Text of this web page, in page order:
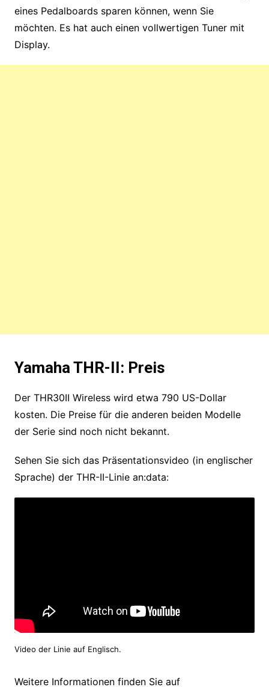
eines Pedalboards sparen können, wenn Sie
möchten. Es hat auch einen vollwertigen Tuner mit
Display.
Yamaha THR-II: Preis
Der THR30II Wireless wird etwa 790 US-Dollar
kosten. Die Preise für die anderen beiden Modelle
der Serie sind noch nicht bekannt.
Sehen Sie sich das Präsentationsvideo (in englischer
Sprache) der THR-II-Linie an:data:
Video der Linie auf Englisch.
Weitere Informationen finden Sie auf